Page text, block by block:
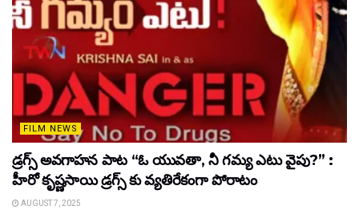
FILM NEWS
డ్రగ్స్ అవగాహన పాట “ఓ యువతా, నీ గమ్య ఎటు వైపు?” :
హీరో కృష్ణసాయి డ్రగ్స్ కు వ్యతిరేకంగా పోరాటం
AUGUST 7, 2025